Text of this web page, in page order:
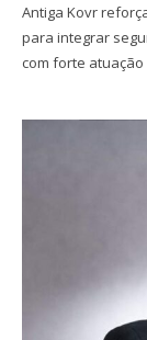
Antiga Kovr
para integrar seguros às
com forte